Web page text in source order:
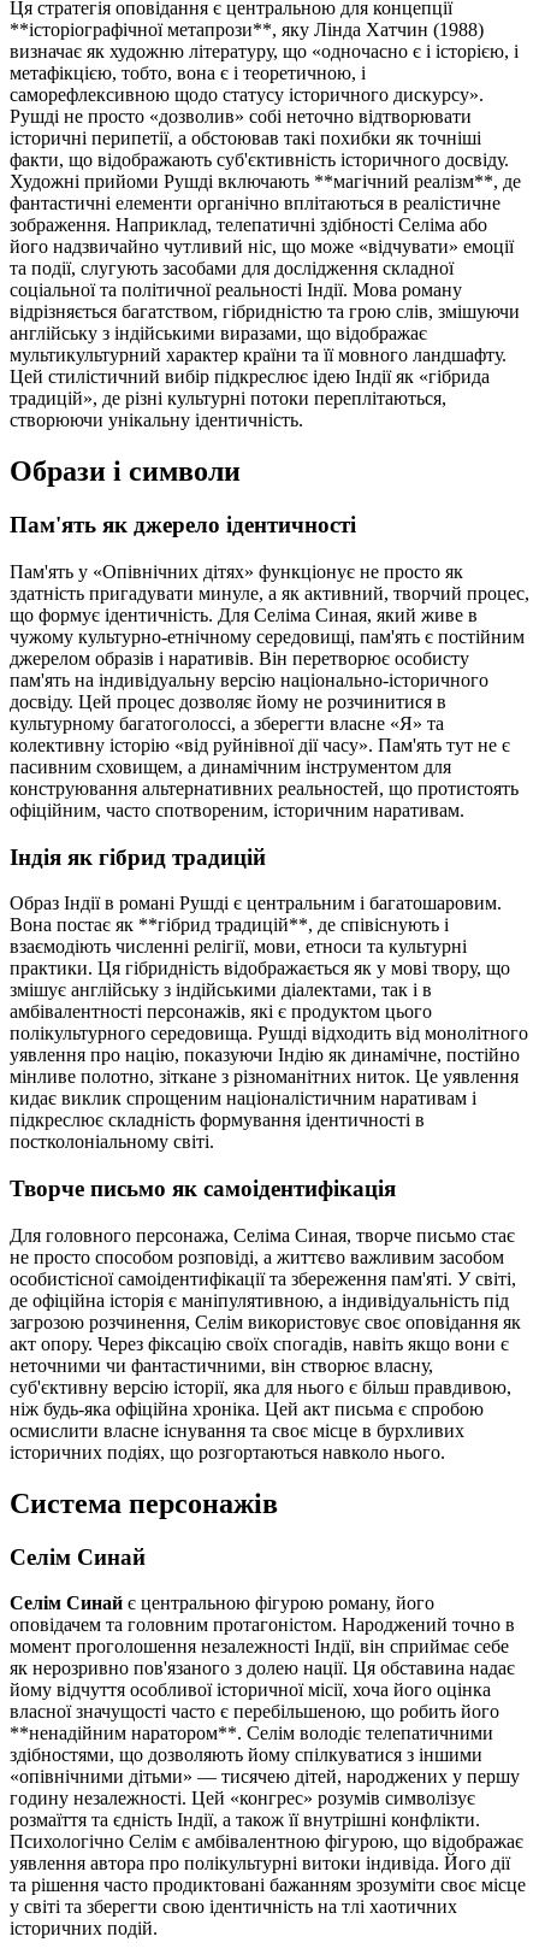
Ця стратегія оповідання є центральною для концепції
**історіографічної метапрози**, яку Лінда Хатчин (1988)
визначає як художню літературу, що «одночасно є і історією, і
метафікцією, тобто, вона є і теоретичною, і
саморефлексивною щодо статусу історичного дискурсу».
Рушді не просто «дозволив» собі неточно відтворювати
історичні перипетії, а обстоював такі похибки як точніші
факти, що відображають суб'єктивність історичного досвіду.
Художні прийоми Рушді включають **магічний реалізм**, де
фантастичні елементи органічно вплітаються в реалістичне
зображення. Наприклад, телепатичні здібності Селіма або
його надзвичайно чутливий ніс, що може «відчувати» емоції
та події, слугують засобами для дослідження складної
соціальної та політичної реальності Індії. Мова роману
відрізняється багатством, гібридністю та грою слів, змішуючи
англійську з індійськими виразами, що відображає
мультикультурний характер країни та її мовного ландшафту.
Цей стилістичний вибір підкреслює ідею Індії як «гібрида
традицій», де різні культурні потоки переплітаються,
створюючи унікальну ідентичність.
Образи і символи
Пам'ять як джерело ідентичності
Пам'ять у «Опівнічних дітях» функціонує не просто як
здатність пригадувати минуле, а як активний, творчий процес,
що формує ідентичність. Для Селіма Синая, який живе в
чужому культурно-етнічному середовищі, пам'ять є постійним
джерелом образів і наративів. Він перетворює особисту
пам'ять на індивідуальну версію національно-історичного
досвіду. Цей процес дозволяє йому не розчинитися в
культурному багатоголоссі, а зберегти власне «Я» та
колективну історію «від руйнівної дії часу». Пам'ять тут не є
пасивним сховищем, а динамічним інструментом для
конструювання альтернативних реальностей, що протистоять
офіційним, часто спотвореним, історичним наративам.
Індія як гібрид традицій
Образ Індії в романі Рушді є центральним і багатошаровим.
Вона постає як **гібрид традицій**, де співіснують і
взаємодіють численні релігії, мови, етноси та культурні
практики. Ця гібридність відображається як у мові твору, що
змішує англійську з індійськими діалектами, так і в
амбівалентності персонажів, які є продуктом цього
полікультурного середовища. Рушді відходить від монолітного
уявлення про націю, показуючи Індію як динамічне, постійно
мінливе полотно, зіткане з різноманітних ниток. Це уявлення
кидає виклик спрощеним націоналістичним наративам і
підкреслює складність формування ідентичності в
постколоніальному світі.
Творче письмо як самоідентифікація
Для головного персонажа, Селіма Синая, творче письмо стає
не просто способом розповіді, а життєво важливим засобом
особистісної самоідентифікації та збереження пам'яті. У світі,
де офіційна історія є маніпулятивною, а індивідуальність під
загрозою розчинення, Селім використовує своє оповідання як
акт опору. Через фіксацію своїх спогадів, навіть якщо вони є
неточними чи фантастичними, він створює власну,
суб'єктивну версію історії, яка для нього є більш правдивою,
ніж будь-яка офіційна хроніка. Цей акт письма є спробою
осмислити власне існування та своє місце в бурхливих
історичних подіях, що розгортаються навколо нього.
Система персонажів
Селім Синай
Селім Синай є центральною фігурою роману, його
оповідачем та головним протагоністом. Народжений точно в
момент проголошення незалежності Індії, він сприймає себе
як нерозривно пов'язаного з долею нації. Ця обставина надає
йому відчуття особливої історичної місії, хоча його оцінка
власної значущості часто є перебільшеною, що робить його
**ненадійним наратором**. Селім володіє телепатичними
здібностями, що дозволяють йому спілкуватися з іншими
«опівнічними дітьми» — тисячею дітей, народжених у першу
годину незалежності. Цей «конгрес» розумів символізує
розмаїття та єдність Індії, а також її внутрішні конфлікти.
Психологічно Селім є амбівалентною фігурою, що відображає
уявлення автора про полікультурні витоки індивіда. Його дії
та рішення часто продиктовані бажанням зрозуміти своє місце
у світі та зберегти свою ідентичність на тлі хаотичних
історичних подій.